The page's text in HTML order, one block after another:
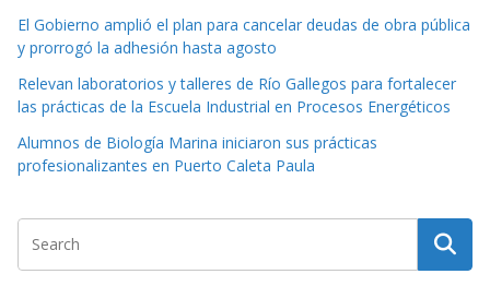
El Gobierno amplió el plan para cancelar deudas de obra pública
y prorrogó la adhesión hasta agosto
Relevan laboratorios y talleres de Río Gallegos para fortalecer
las prácticas de la Escuela Industrial en Procesos Energéticos
Alumnos de Biología Marina iniciaron sus prácticas
profesionalizantes en Puerto Caleta Paula